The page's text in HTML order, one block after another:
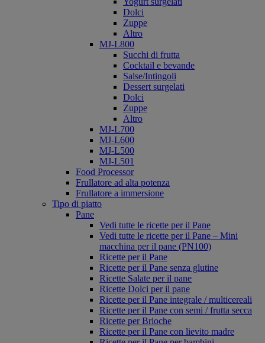
Dolci
Zuppe
Altro
MJ-L800
Succhi di frutta
Cocktail e bevande
Salse/Intingoli
Dessert surgelati
Dolci
Zuppe
Altro
MJ-L700
MJ-L600
MJ-L500
MJ-L501
Food Processor
Frullatore ad alta potenza
Frullatore a immersione
Tipo di piatto
Pane
Vedi tutte le ricette per il Pane
Vedi tutte le ricette per il Pane – Mini
macchina per il pane (PN100)
Ricette per il Pane
Ricette per il Pane senza glutine
Ricette Salate per il pane
Ricette Dolci per il pane
Ricette per il Pane integrale / multicereali
Ricette per il Pane con semi / frutta secca
Ricette per Brioche
Ricette per il Pane con lievito madre